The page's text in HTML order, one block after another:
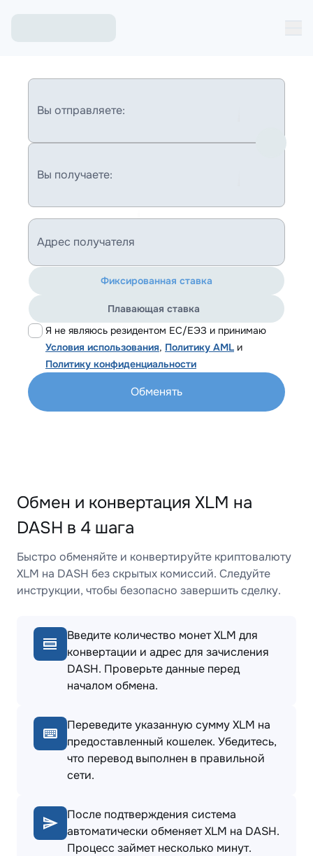
Вы отправляете:
Вы получаете:
Адрес получателя
Я не являюсь резидентом ЕС/ЕЭЗ и принимаю
Условия использования, Политику AML и
Политику конфиденциальности
Фиксированная ставка
Плавающая ставка
Обменять
Обмен и конвертация XLM на
DASH в 4 шага
Быстро обменяйте и конвертируйте криптовалюту
XLM на DASH без скрытых комиссий. Следуйте
инструкции, чтобы безопасно завершить сделку.
Введите количество монет XLM для
конвертации и адрес для зачисления
DASH. Проверьте данные перед
началом обмена.
Переведите указанную сумму XLM на
предоставленный кошелек. Убедитесь,
что перевод выполнен в правильной
сети.
После подтверждения система
автоматически обменяет XLM на DASH.
Процесс займет несколько минут.